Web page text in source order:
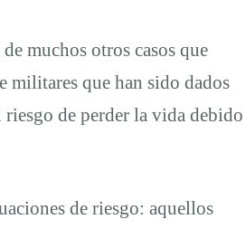
muchos otros casos que
militares que han sido dados
riesgo de perder la vida debido
de riesgo: aquellos